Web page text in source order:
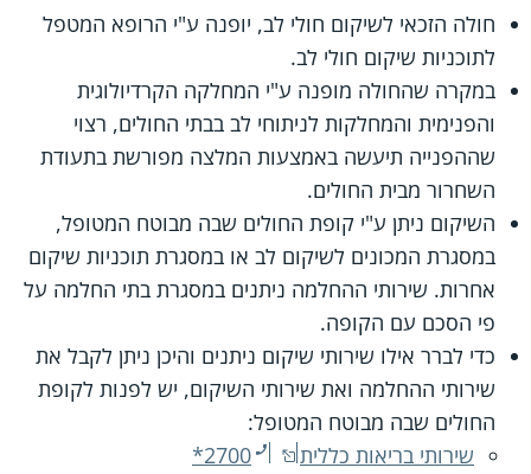
חולה הזכאי לשיקום חולי לב, יופנה ע"י הרופא המטפל
לתוכניות שיקום חולי לב.
במקרה שהחולה מופנה ע"י המחלקה הקרדיולוגית
והפנימית והמחלקות לניתוחי לב בבתי החולים, רצוי
שההפנייה תיעשה באמצעות המלצה מפורשת בתעודת
השחרור מבית החולים.
השיקום ניתן ע"י קופת החולים שבה מבוטח המטופל,
במסגרת המכונים לשיקום לב או במסגרת תוכניות שיקום
אחרות. שירותי ההחלמה ניתנים במסגרת בתי החלמה על
פי הסכם עם הקופה.
כדי לברר אילו שירותי שיקום ניתנים והיכן ניתן לקבל את
שירותי ההחלמה ואת שירותי השיקום, יש לפנות לקופת
החולים שבה מבוטח המטופל:
שירותי בריאות כללית
*2700